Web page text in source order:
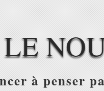
LE
à penser